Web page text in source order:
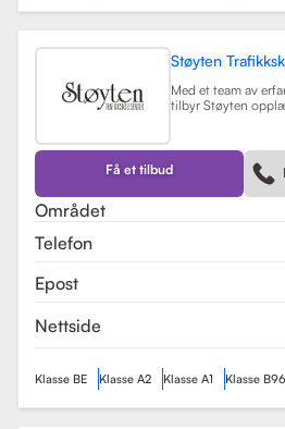
Støyten
Med et team av
tilbyr Støyten
kurs som trafikalt
mørkekjøring.
fleksibilitet og
behov, noe som
Få et tilbud
Området
Telefon
Epost
Nettside
Klasse BE Klasse A2 Klasse A1 Klasse B96